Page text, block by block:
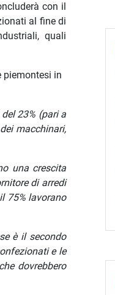
con il
al fine di
quali
piemontesi in
23% (pari a
macchinari,
una crescita
di arredi
75% lavorano
è il secondo
e le
dovrebbero